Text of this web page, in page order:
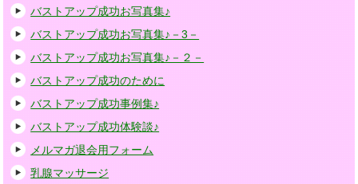
バストアップ成功お写真集♪
バストアップ成功お写真集♪－3－
バストアップ成功お写真集♪－２－
バストアップ成功のために
バストアップ成功事例集♪
バストアップ成功体験談♪
メルマガ退会用フォーム
乳腺マッサージ